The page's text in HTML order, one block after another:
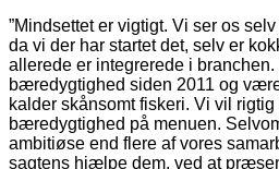
”Mindsettet er vigtigt. Vi ser os
da vi der har startet det, selv er
allerede er integrerede i
bæredygtighed siden 2011 og
kalder skånsomt fiskeri. Vi vil
bæredygtighed på menuen.
ambitiøse end flere af vores
sagtens hjælpe dem, ved at